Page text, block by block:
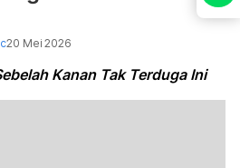
20 Mei 2026
Kanan Tak Terduga Ini